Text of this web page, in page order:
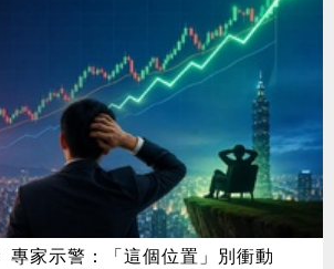
專家示警：「這個位置」別衝動